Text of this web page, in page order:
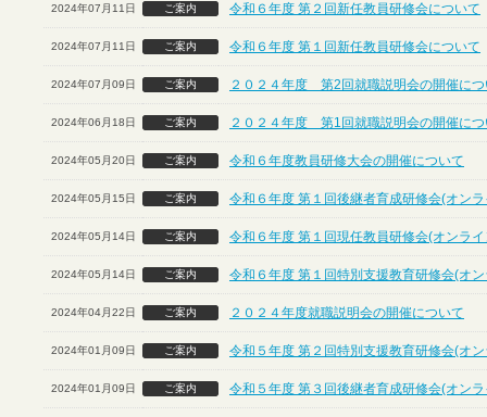
2024年07月11日 ご案内 令和６年度 第２回新任教員研修会について
2024年07月11日 ご案内 令和６年度 第１回新任教員研修会について
2024年07月09日 ご案内 ２０２４年度 第2回就職説明会の開催につ
2024年06月18日 ご案内 ２０２４年度 第1回就職説明会の開催につ
2024年05月20日 ご案内 令和６年度教員研修大会の開催について
2024年05月15日 ご案内 令和６年度 第１回後継者育成研修会(オン
2024年05月14日 ご案内 令和６年度 第１回現任教員研修会(オンラ
2024年05月14日 ご案内 令和６年度 第１回特別支援教育研修会(オ
2024年04月22日 ご案内 ２０２４年度就職説明会の開催について
2024年01月09日 ご案内 令和５年度 第２回特別支援教育研修会(オ
2024年01月09日 ご案内 令和５年度 第３回後継者育成研修会(オン